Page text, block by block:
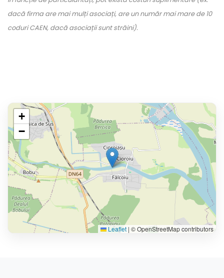
dacă firma are mai mulți asociați, are un număr mai mare de 10
coduri CAEN, dacă asociații sunt străini).
+
−
Leaflet | © OpenStreetMap contributors